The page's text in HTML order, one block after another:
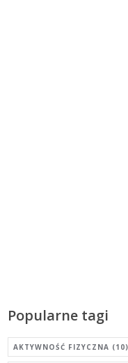
Popularne tagi
AKTYWNOŚĆ FIZYCZNA (10)